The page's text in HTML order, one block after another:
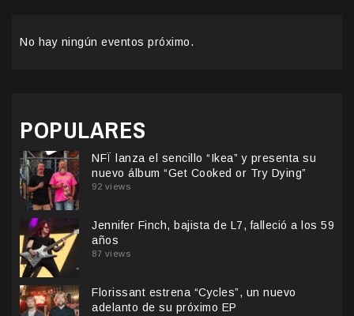
No hay ningún eventos próximo.
POPULARES
NFÏ lanza el sencillo “Ikea” y presenta su
nuevo álbum “Get Cooked or Try Dying”
92 views
Jennifer Finch, bajista de L7, falleció a los 59
años
87 views
Florissant estrena “Cycles”, un nuevo
adelanto de su próximo EP